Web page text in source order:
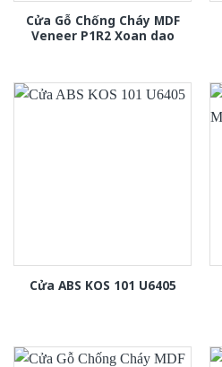
Cửa Gỗ Chống Cháy MDF
Veneer P1R2 Xoan dao
Cửa ABS KOS 101 U6405